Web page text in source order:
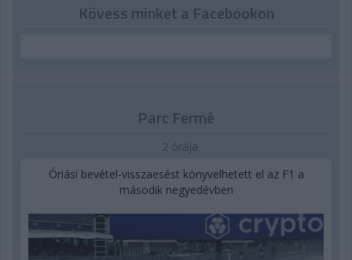
Kövess minket a Facebookon
Parc Fermé
2 órája
Óriási bevétel-visszaesést könyvelhetett el az F1 a
második negyedévben